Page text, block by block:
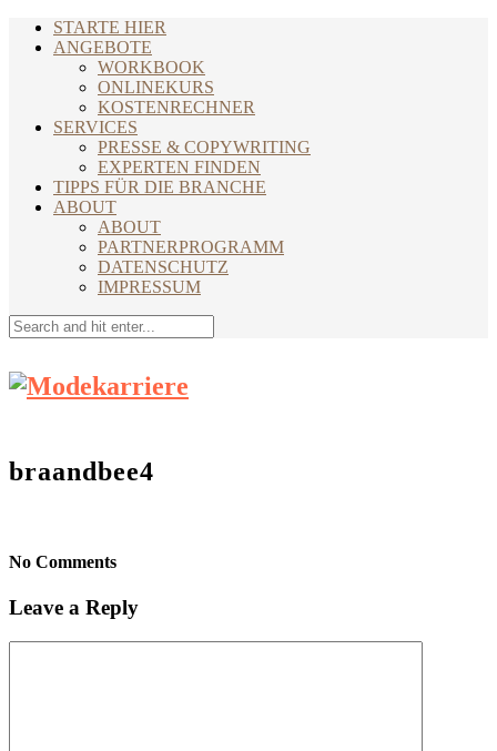
STARTE HIER
ANGEBOTE
WORKBOOK
ONLINEKURS
KOSTENRECHNER
SERVICES
PRESSE & COPYWRITING
EXPERTEN FINDEN
TIPPS FÜR DIE BRANCHE
ABOUT
ABOUT
PARTNERPROGRAMM
DATENSCHUTZ
IMPRESSUM
braandbee4
No Comments
Leave a Reply